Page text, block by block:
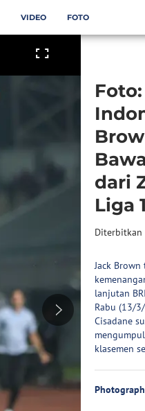
VIDEO FOTO
dari
Liga 1
Diterbitkan
Jack
lanjutan
Rabu (13/
Cisadane
klasemen